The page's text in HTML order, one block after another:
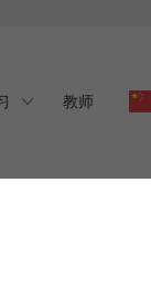
教师